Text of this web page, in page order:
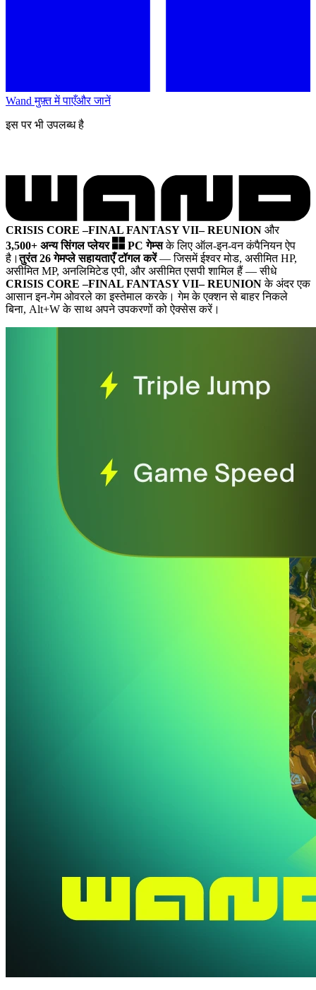
Wand मुफ़्त में पाएँऔर जानें
इस पर भी उपलब्ध है
CRISIS CORE –FINAL FANTASY VII– REUNION और
3,500+ अन्य सिंगल प्लेयर
PC गेम्सके लिए ऑल-इन-वन कंपैनियन ऐप
है।तुरंत 26 गेमप्ले सहायताएँ टॉगल करें— जिसमें ईश्वर मोड, असीमित HP,
असीमित MP, अनलिमिटेड एपी, और असीमित एसपी शामिल हैं — सीधे
CRISIS CORE –FINAL FANTASY VII– REUNIONके अंदर एक
आसान इन-गेम ओवरले का इस्तेमाल करके। गेम के एक्शन से बाहर निकले
बिना, Alt+W के साथ अपने उपकरणों को ऐक्सेस करें।